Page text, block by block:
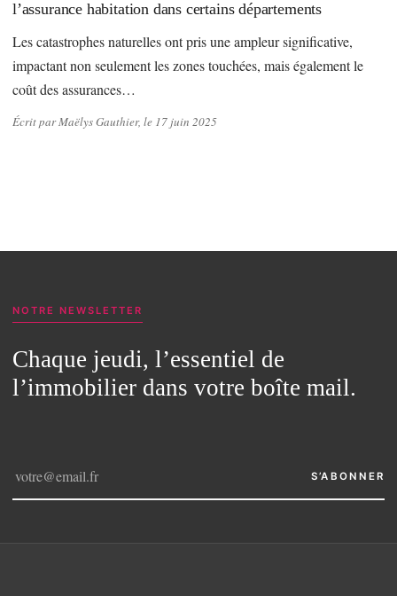
l’assurance habitation dans certains départements
Les catastrophes naturelles ont pris une ampleur significative,
impactant non seulement les zones touchées, mais également le
coût des assurances…
Écrit par Maëlys Gauthier, le 17 juin 2025
NOTRE NEWSLETTER
Chaque jeudi, l’essentiel de
l’immobilier dans votre boîte mail.
S’ABONNER